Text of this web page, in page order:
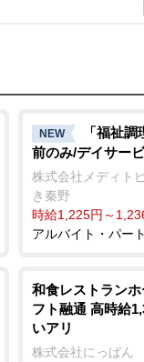
NEW
「福祉
前のみ/デイサー
株式会社メディト
き秦野
時給1,225円～
アルバイト・パー
和食レストラン
フト融通 高時給
いアリ
株式会社にっぱん